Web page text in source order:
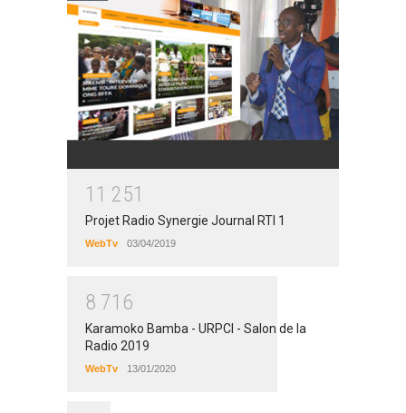
1 1 251
Projet Radio Synergie Journal RTI 1
WebTv 03/04/2019
8 71 6
Karamoko Bamba - URPCI - Salon de la
Radio 2019
WebTv 13/01/2020